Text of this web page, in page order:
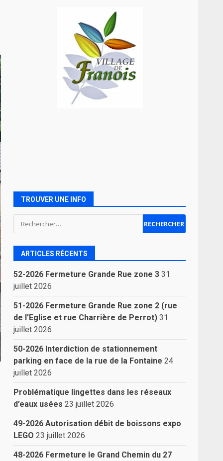
TROUVER UNE INFO
Rechercher :
ARTICLES RÉCENTS
52-2026 Fermeture Grande Rue zone 3 31
juillet 2026
51-2026 Fermeture Grande Rue zone 2 (rue
de l’Eglise et rue Charrière de Perrot) 31
juillet 2026
50-2026 Interdiction de stationnement
parking en face de la rue de la Fontaine 24
juillet 2026
Problématique lingettes dans les réseaux
d’eaux usées 23 juillet 2026
49-2026 Autorisation débit de boissons expo
LEGO 23 juillet 2026
48-2026 Fermeture le Grand Chemin du 27